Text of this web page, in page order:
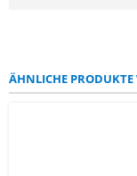
ÄHNLICHE PRODUKTE